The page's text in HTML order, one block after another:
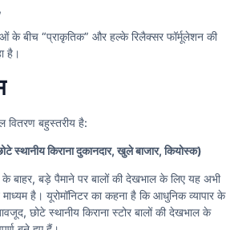
के बीच “प्राकृतिक” और हल्के रिलैक्सर फॉर्मूलेशन की
है।
वितरण बहुस्तरीय है:
स्थानीय किराना दुकानदार, खुले बाजार, कियोस्क)
बाहर, बड़े पैमाने पर बालों की देखभाल के लिए यह अभी
है। यूरोमॉनिटर का कहना है कि आधुनिक व्यापार के
छोटे स्थानीय किराना स्टोर बालों की देखभाल के